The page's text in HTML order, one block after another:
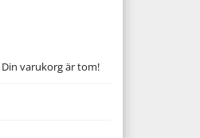
Din varukorg är tom!